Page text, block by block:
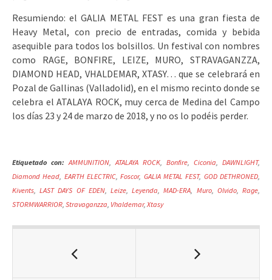
Resumiendo: el GALIA METAL FEST es una gran fiesta de
Heavy Metal, con precio de entradas, comida y bebida
asequible para todos los bolsillos. Un festival con nombres
como RAGE, BONFIRE, LEIZE, MURO, STRAVAGANZZA,
DIAMOND HEAD, VHALDEMAR, XTASY… que se celebrará en
Pozal de Gallinas (Valladolid), en el mismo recinto donde se
celebra el ATALAYA ROCK, muy cerca de Medina del Campo
los días 23 y 24 de marzo de 2018, y no os lo podéis perder.
Etiquetado con: AMMUNITION,ATALAYA ROCK, Bonfire, Ciconia, DAWNLIGHT,
Diamond Head, EARTH ELECTRIC,Foscor, GALIA METAL FEST, GOD DETHRONED,
Kivents,LAST DAYS OF EDEN,Leize,Leyenda,MAD-ERA, Muro, Olvido,Rage,
STORMWARRIOR, Stravaganzza, Vhaldemar,Xtasy